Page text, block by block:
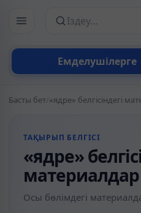
Емделушілерге
Сайттан іздеу
Басты бет/«ядре» белгісіндегі
ТАҚЫРЫП БЕЛГІСІ
«ядре»
материалдар
Осы бөлімдегі